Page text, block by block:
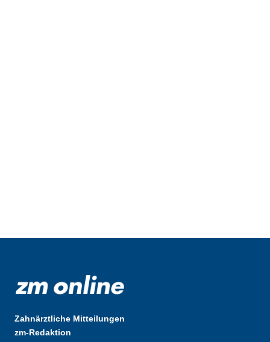
Zahnärztliche Mitteilungen
zm-Redaktion